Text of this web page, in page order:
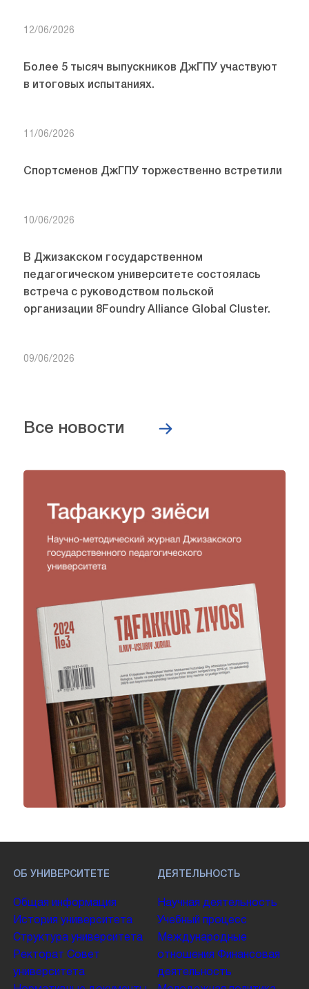
12/06/2026
Более 5 тысяч выпускников ДжГПУ участвуют
в итоговых испытаниях.
11/06/2026
Спортсменов ДжГПУ торжественно встретили
10/06/2026
В Джизакском государственном
педагогическом университете состоялась
встреча с руководством польской
организации 8Foundry Alliance Global Cluster.
09/06/2026
Все новости
ОБ УНИВЕРСИТЕТЕ
Общая информация
История университета
Структура университета
Ректорат Совет
университета
ДЕЯТЕЛЬНОСТЬ
Научная деятельность
Учебный процесс
Международные
отношения Финансовая
деятельность